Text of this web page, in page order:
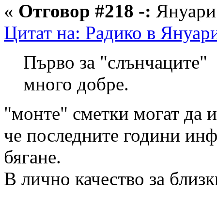
« Отговор #218 -:
Цитат на: Радико в
Първо за "слънчаците"
много добре.
"монте" сметки могат да
че последните години
бягане.
В лично качество за